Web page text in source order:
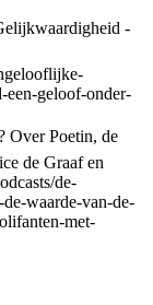
-
een-geloof-onder-
Over Poetin, de
de Graaf en
de-
waarde-van-de-
met-